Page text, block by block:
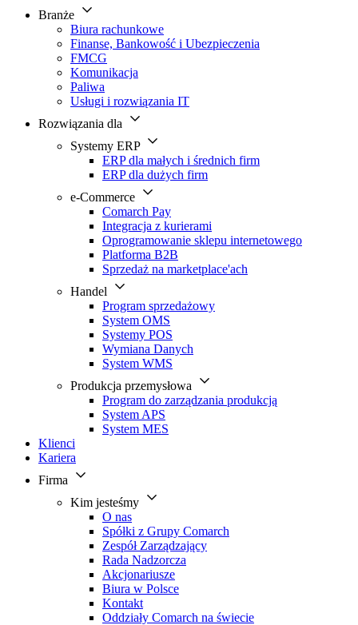
Branże
Biura rachunkowe
Finanse, Bankowość i Ubezpieczenia
FMCG
Komunikacja
Paliwa
Usługi i rozwiązania IT
Rozwiązania dla
Systemy ERP
ERP dla małych i średnich firm
ERP dla dużych firm
e-Commerce
Comarch Pay
Integracja z kurierami
Oprogramowanie sklepu internetowego
Platforma B2B
Sprzedaż na marketplace'ach
Handel
Program sprzedażowy
System OMS
Systemy POS
Wymiana Danych
System WMS
Produkcja przemysłowa
Program do zarządzania produkcją
System APS
System MES
Klienci
Kariera
Firma
Kim jesteśmy
O nas
Spółki z Grupy Comarch
Zespół Zarządzający
Rada Nadzorcza
Akcjonariusze
Biura w Polsce
Kontakt
Oddziały Comarch na świecie